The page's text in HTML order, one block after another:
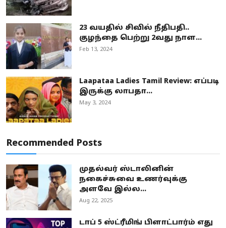
23 வயதில் சிவில் நீதிபதி..
குழந்தை பெற்று 2வது நாள...
Feb 13, 2024
Laapataa Ladies Tamil Review: எப்படி
இருக்கு லாபதா...
May 3, 2024
Recommended Posts
முதல்வர் ஸ்டாலினின்
நகைச்சுவை உணர்வுக்கு
அளவே இல்ல...
Aug 22, 2025
டாப் 5 ஸ்ட்ரீமிங் பிளாட்பார்ம் எது